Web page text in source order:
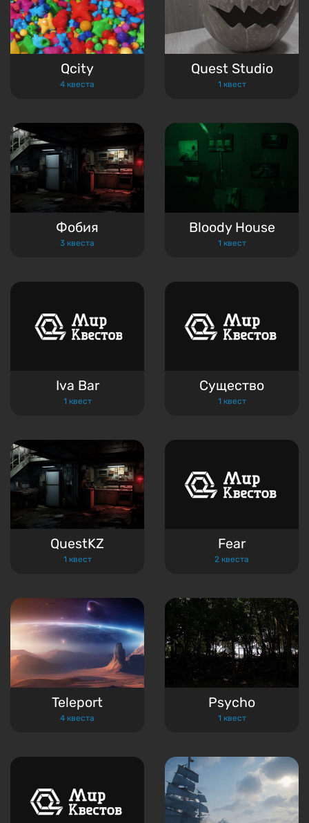
Qcity
4 квеста
Quest Studio
1 квест
Фобия
3 квеста
Bloody House
1 квест
Iva Bar
1 квест
Существо
1 квест
QuestKZ
1 квест
Fear
2 квеста
Teleport
4 квеста
Psycho
1 квест